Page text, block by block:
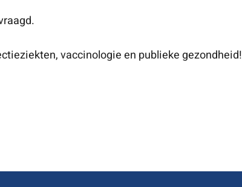
vaccinologie en publieke gezondheid!